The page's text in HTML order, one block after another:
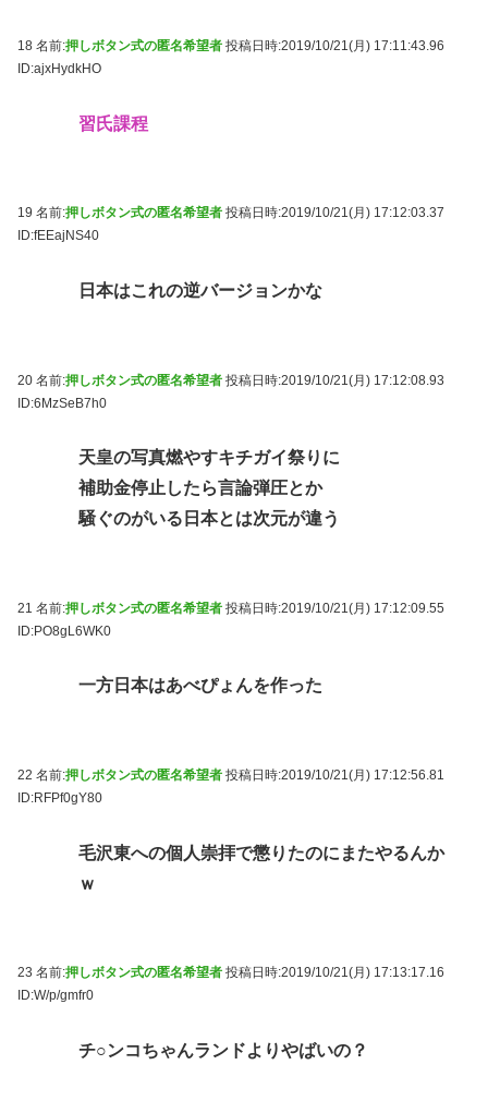
18 名前:押しボタン式の匿名希望者 投稿日時:2019/10/21(月) 17:11:43.96
ID:ajxHydkHO
習氏課程
19 名前:押しボタン式の匿名希望者 投稿日時:2019/10/21(月) 17:12:03.37
ID:fEEajNS40
日本はこれの逆バージョンかな
20 名前:押しボタン式の匿名希望者 投稿日時:2019/10/21(月) 17:12:08.93
ID:6MzSeB7h0
天皇の写真燃やすキチガイ祭りに
補助金停止したら言論弾圧とか
騒ぐのがいる日本とは次元が違う
21 名前:押しボタン式の匿名希望者 投稿日時:2019/10/21(月) 17:12:09.55
ID:PO8gL6WK0
一方日本はあべぴょんを作った
22 名前:押しボタン式の匿名希望者 投稿日時:2019/10/21(月) 17:12:56.81
ID:RFPf0gY80
毛沢東への個人崇拝で懲りたのにまたやるんか
ｗ
23 名前:押しボタン式の匿名希望者 投稿日時:2019/10/21(月) 17:13:17.16
ID:W/p/gmfr0
チ○ンコちゃんランドよりやばいの？